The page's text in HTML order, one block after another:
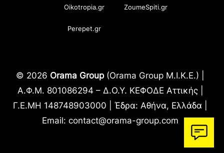
Oikotropia.gr ZoumeSpiti.gr
Perepet.gr
© 2026 Orama Group(Orama Group Μ.Ι.Κ.Ε.) |
Α.Φ.Μ. 801086294 – Δ.Ο.Υ. ΚΕΦΟΔΕ Αττικής |
Γ.Ε.ΜΗ 148748903000 | Έδρα: Αθήνα, Ελλάδα |
Email: contact@orama-group.com